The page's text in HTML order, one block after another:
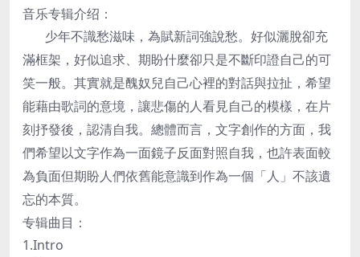
音乐专辑介绍：
少年不識愁滋味，為賦新詞強說愁。好似灑脫卻充
滿框架，好似追求、期盼什麼卻只是不斷印證自己的可
笑一般。其實就是醜奴兒自己心裡的對話與拉扯，希望
能藉由歌詞的意境，讓悲傷的人看見自己的模樣，在片
刻抒發後，認清自我。總體而言，文字創作的方面，我
們希望以文字作為一面鏡子反面對照自我，也許表面較
為負面但期盼人們依舊能意識到作為一個「人」不該遺
忘的本質。
专辑曲目：
1.Intro